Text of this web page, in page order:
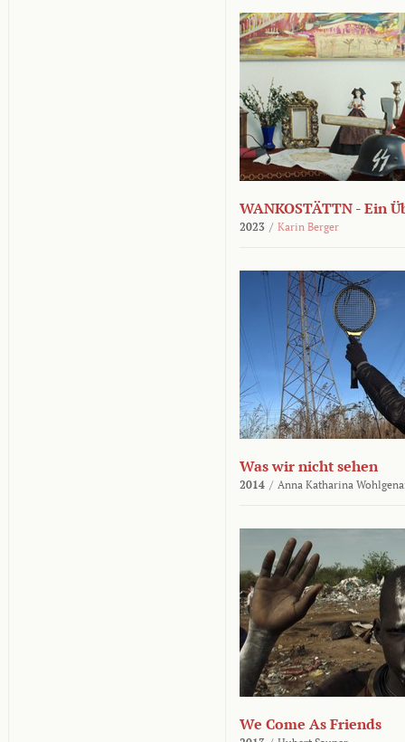
WANKOSTÄTTN - Ein
2023 / Karin Berger
Was wir nicht sehen
2014 / Anna Katharina
We Come As Friends